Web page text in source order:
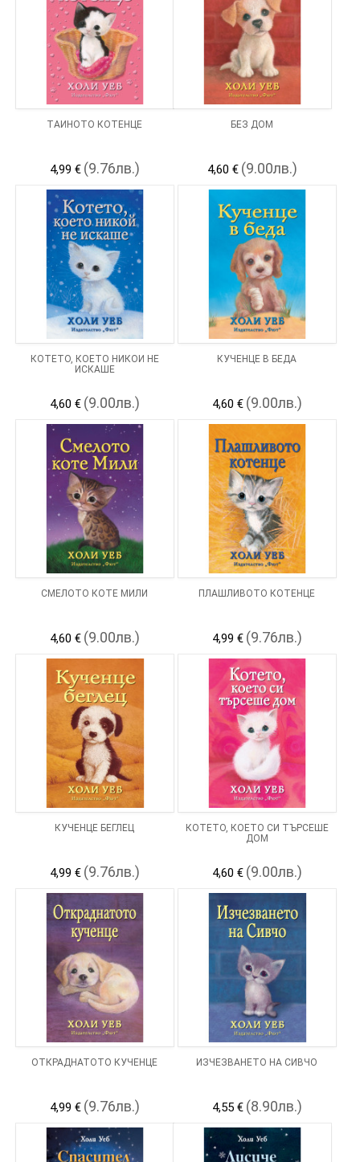
ТАЙНОТО КОТЕНЦЕ
4,99 € (9.76лв.)
БЕЗ ДОМ
4,60 € (9.00лв.)
КОТЕТО, КОЕТО НИКОЙ НЕ
ИСКАШЕ
4,60 € (9.00лв.)
КУЧЕНЦЕ В БЕДА
4,60 € (9.00лв.)
СМЕЛОТО КОТЕ МИЛИ
4,60 € (9.00лв.)
ПЛАШЛИВОТО КОТЕНЦЕ
4,99 € (9.76лв.)
КУЧЕНЦЕ БЕГЛЕЦ
4,99 € (9.76лв.)
КОТЕТО, КОЕТО СИ ТЪРСЕШЕ
ДОМ
4,60 € (9.00лв.)
ОТКРАДНАТОТО КУЧЕНЦЕ
4,99 € (9.76лв.)
ИЗЧЕЗВАНЕТО НА СИВЧО
4,55 € (8.90лв.)